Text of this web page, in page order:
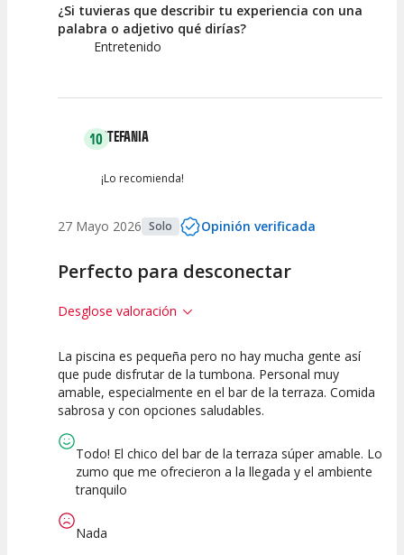
¿Si tuvieras que describir tu experiencia con una
palabra o adjetivo qué dirías?
Entretenido
10STEFANIA
¡Lo recomienda!
27 Mayo 2026 Solo Opinión verificada
Perfecto para desconectar
Desglose valoración
10
Calidad de la
Actividad
10
Atención del
Personal /
La piscina es pequeña pero no hay mucha gente así
que pude disfrutar de la tumbona. Personal muy
amable, especialmente en el bar de la terraza. Comida
sabrosa y con opciones saludables.
Todo! El chico del bar de la terraza súper amable. Lo
zumo que me ofrecieron a la llegada y el ambiente
tranquilo
Nada